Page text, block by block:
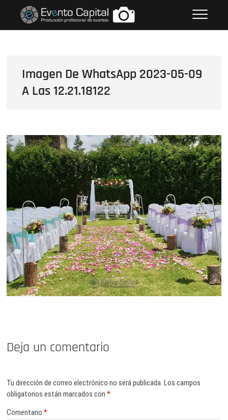
contenido
FOTOS GRUPO EMPRESARIAL
Imagen De WhatsApp 2023-05-09
A Las 12.21.18122
Deja un comentario
Tu dirección de correo electrónico no será publicada. Los campos
obligatorios están marcados con*
Comentario*